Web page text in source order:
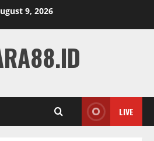
9, 2026
LIVE